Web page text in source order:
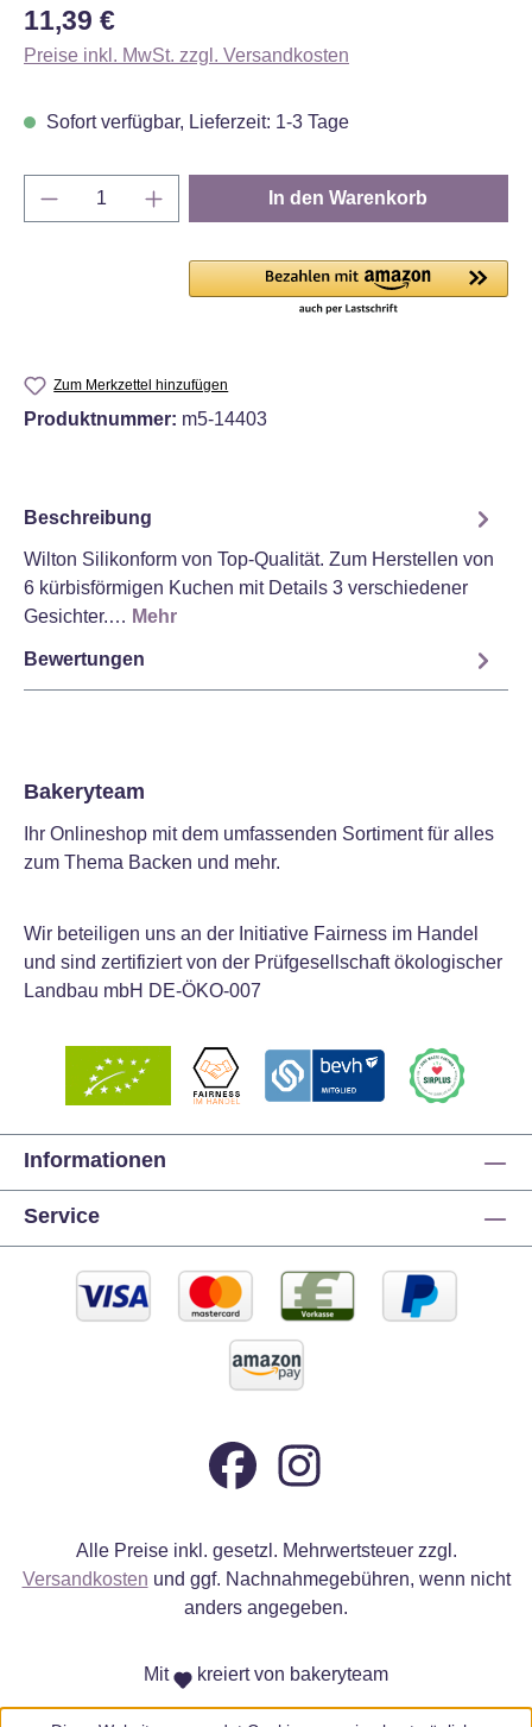
Regulärer Preis:
11,39 €
Preise inkl. MwSt. zzgl. Versandkosten
Sofort verfügbar, Lieferzeit: 1-3 Tage
Produkt Anzahl: Gib den gewünschten
In den Warenkorb
Zum Merkzettel hinzufügen
Produktnummer: m5-14403
Beschreibung
Wilton Silikonform von Top-Qualität. Zum Herstellen von
6 kürbisförmigen Kuchen mit Details 3 verschiedener
Gesichter.… Mehr
Bewertungen
Bakeryteam
Ihr Onlineshop mit dem umfassenden Sortiment für alles
zum Thema Backen und mehr.
Wir beteiligen uns an der Initiative Fairness im Handel
und sind zertifiziert von der Prüfgesellschaft ökologischer
Landbau mbH DE-ÖKO-007
Informationen
Service
Alle Preise inkl. gesetzl. Mehrwertsteuer zzgl.
Versandkosten und ggf. Nachnahmegebühren, wenn nicht
anders angegeben.
Mit kreiert von bakeryteam